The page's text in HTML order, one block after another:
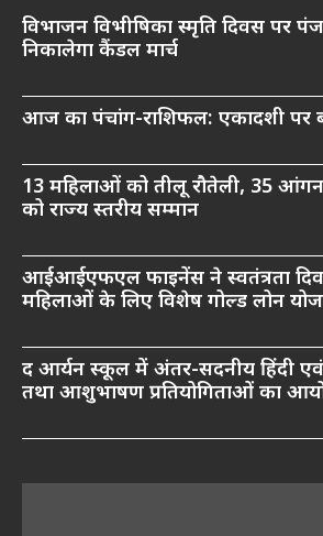
विभाजन विभीषिका स्मृति दिवस पर
निकालेगा कैंडल मार्च
आज का पंचांग-राशिफल: एकादशी पर
13 महिलाओं को तीलू रौतेली, 35
को राज्य स्तरीय सम्मान
आईआईएफएल फाइनेंस ने स्वतंत्रता
महिलाओं के लिए विशेष गोल्ड लोन
द आर्यन स्कूल में अंतर-सदनीय हिंदी एवं
तथा आशुभाषण प्रतियोगिताओं का